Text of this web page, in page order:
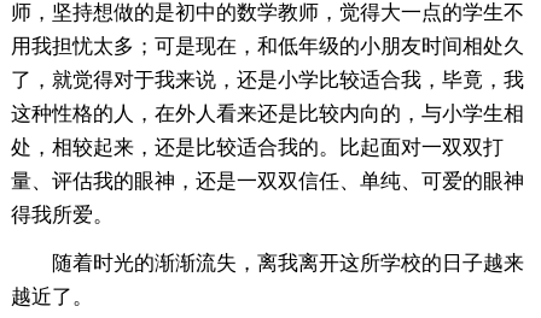
师，坚持想做的是初中的数学教师，觉得大一点的学生不
用我担忧太多；可是现在，和低年级的小朋友时间相处久
了，就觉得对于我来说，还是小学比较适合我，毕竟，我
这种性格的人，在外人看来还是比较内向的，与小学生相
处，相较起来，还是比较适合我的。比起面对一双双打
量、评估我的眼神，还是一双双信任、单纯、可爱的眼神
得我所爱。
随着时光的渐渐流失，离我离开这所学校的日子越来
越近了。